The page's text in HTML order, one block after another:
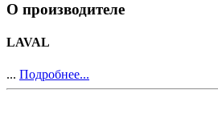
О производителе
LAVAL
... Подробнее...